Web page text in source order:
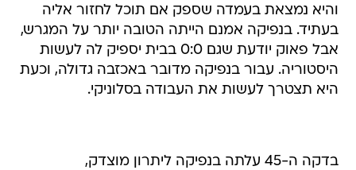
והיא נמצאת בעמדה שספק אם תוכל לחזור אליה
בעתיד. בנפיקה אמנם הייתה הטובה יותר על המגרש,
אבל פאוק יודעת שגם 0:0 בבית יספיק לה לעשות
היסטוריה. עבור בנפיקה מדובר באכזבה גדולה, וכעת
היא תצטרך לעשות את העבודה בסלוניקי.
בדקה ה-45 עלתה בנפיקה ליתרון מוצדק,